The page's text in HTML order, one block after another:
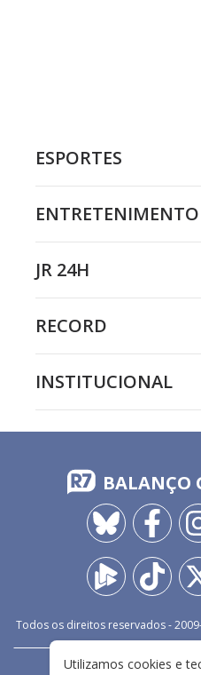
ESPORTES
ENTRETENIMENTO
JR 24H
RECORD
INSTITUCIONAL
BALANÇO
Todos os direitos reservados -
Utilizamos cookies e